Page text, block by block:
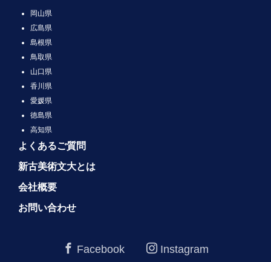
岡山県
広島県
島根県
鳥取県
山口県
香川県
愛媛県
徳島県
高知県
よくあるご質問
新古美術文大とは
会社概要
お問い合わせ
Facebook Instagram